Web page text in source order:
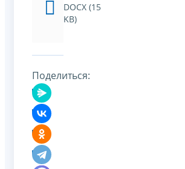
DOCX (15
KB)
Поделиться: